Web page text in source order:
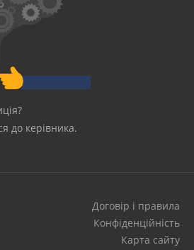
до керівника.
Договір і правила
Конфіденційність
Карта сайту